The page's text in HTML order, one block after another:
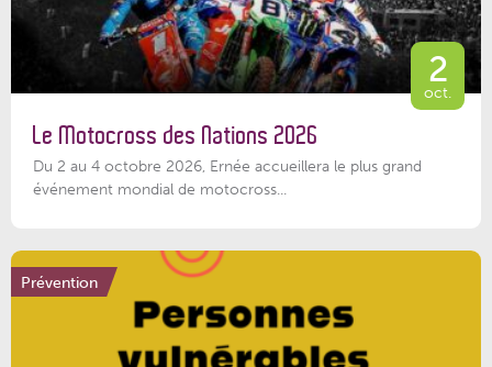
2
oct.
Le Motocross des Nations 2026
Du 2 au 4 octobre 2026, Ernée accueillera le plus grand
événement mondial de motocross...
Prévention